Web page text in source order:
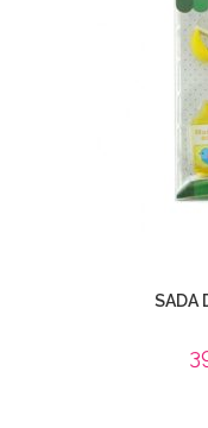
SADA